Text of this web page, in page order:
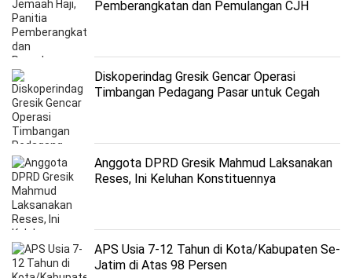
Pemberangkatan dan Pemulangan CJH
Diskoperindag Gresik Gencar Operasi
Timbangan Pedagang Pasar untuk Cegah
Anggota DPRD Gresik Mahmud Laksanakan
Reses, Ini Keluhan Konstituennya
APS Usia 7-12 Tahun di Kota/Kabupaten Se-
Jatim di Atas 98 Persen